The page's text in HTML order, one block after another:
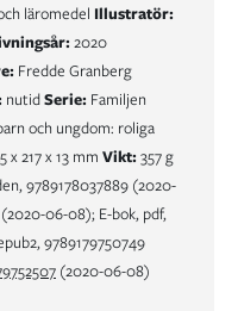
läromedel Illustratör:
2020
Fredde Granberg
nutidSerie: Familjen
och ungdom: roliga
x 217 x 13 mm Vikt: 357 g
9789178037889 (2020-
06-08); E-bok, pdf,
9789179750749
(2020-06-08)